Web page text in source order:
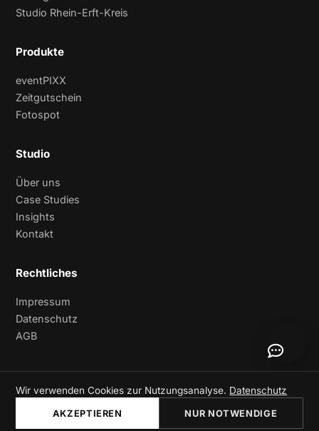
Studio Rhein-Erft-Kreis
Produkte
eventPIXX
Zeitgutschein
Fotospot
Studio
Über uns
Case Studies
Insights
Kontakt
Rechtliches
Impressum
Datenschutz
AGB
© 2026 Digitale Handarbeit. Inhaber: Dennis Honke.
Rhein-Erft-Kreis · NRW
Wir verwenden Cookies zur Nutzungsanalyse. Datenschutz
AKZEPTIEREN NUR NOTWENDIGE